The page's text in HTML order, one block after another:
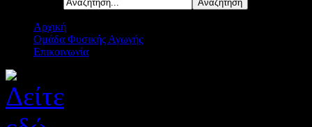
Αρχική
Ομάδα Φυσικής Αγωγής
Επικοινωνία